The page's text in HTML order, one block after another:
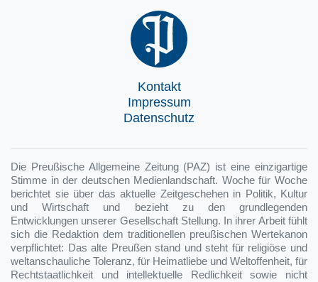
Kontakt
Impressum
Datenschutz
Die Preußische Allgemeine Zeitung (PAZ) ist eine einzigartige
Stimme in der deutschen Medienlandschaft. Woche für Woche
berichtet sie über das aktuelle Zeitgeschehen in Politik, Kultur
und Wirtschaft und bezieht zu den grundlegenden
Entwicklungen unserer Gesellschaft Stellung. In ihrer Arbeit fühlt
sich die Redaktion dem traditionellen preußischen Wertekanon
verpflichtet: Das alte Preußen stand und steht für religiöse und
weltanschauliche Toleranz, für Heimatliebe und Weltoffenheit, für
Rechtstaatlichkeit und intellektuelle Redlichkeit sowie nicht